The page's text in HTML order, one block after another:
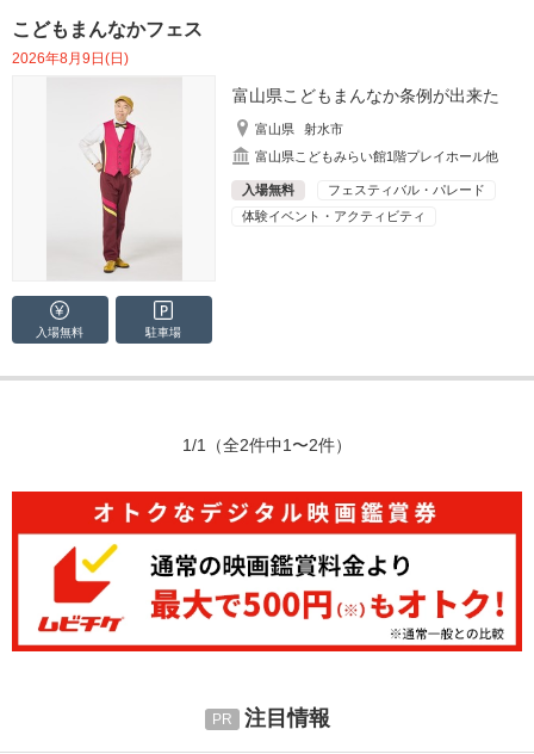
こどもまんなかフェス
2026年8月9日(日)
富山県こどもまんなか条例が出来た
富山県
射水市
富山県こどもみらい館1階プレイホール他
入場無料
フェスティバル・パレード
体験イベント・アクティビティ
入場無料 駐車場
1/1 （全2件中1〜2件）
注目情報